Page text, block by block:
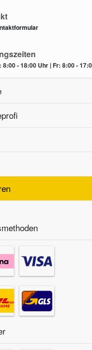
8:00 - 18:00 Uhr | Fr: 8:00 -